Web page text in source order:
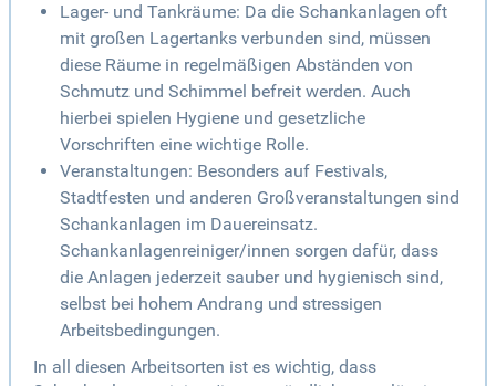
Lager- und Tankräume: Da die Schankanlagen oft
mit großen Lagertanks verbunden sind, müssen
diese Räume in regelmäßigen Abständen von
Schmutz und Schimmel befreit werden. Auch
hierbei spielen Hygiene und gesetzliche
Vorschriften eine wichtige Rolle.
Veranstaltungen: Besonders auf Festivals,
Stadtfesten und anderen Großveranstaltungen sind
Schankanlagen im Dauereinsatz.
Schankanlagenreiniger/innen sorgen dafür, dass
die Anlagen jederzeit sauber und hygienisch sind,
selbst bei hohem Andrang und stressigen
Arbeitsbedingungen.
In all diesen Arbeitsorten ist es wichtig, dass